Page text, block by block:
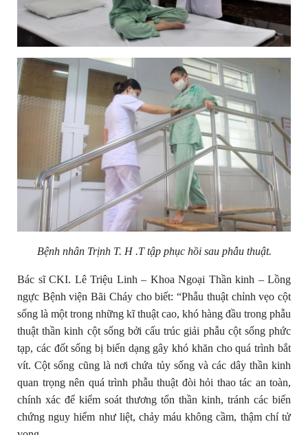
Bệnh nhân Trịnh T. H .T tập phục hồi sau phẫu thuật.
Bác sĩ CKI. Lê Triệu Linh – Khoa Ngoại Thần kinh – Lồng
ngực Bệnh viện Bãi Cháy cho biết: “Phẫu thuật chỉnh vẹo cột
sống là một trong những kĩ thuật cao, khó hàng đầu trong phẫu
thuật thần kinh cột sống bởi cấu trúc giải phẫu cột sống phức
tạp, các đốt sống bị biến dạng gây khó khăn cho quá trình bắt
vít. Cột sống cũng là nơi chứa tủy sống và các dây thần kinh
quan trọng nên quá trình phẫu thuật đòi hỏi thao tác an toàn,
chính xác để kiểm soát thương tổn thần kinh, tránh các biến
chứng nguy hiểm như liệt, chảy máu không cầm, thậm chí tử